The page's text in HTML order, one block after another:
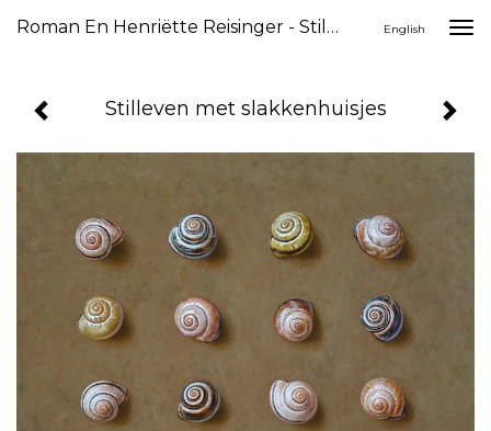
Roman En Henriëtte Reisinger - Stilleven Met Slakkenhuisjes English
Stilleven met slakkenhuisjes